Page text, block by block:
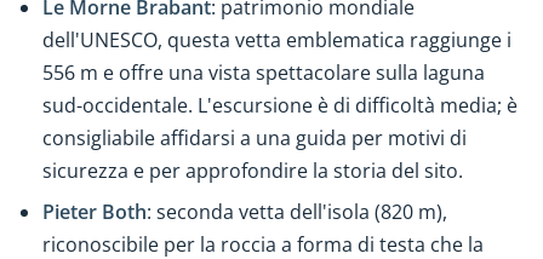
Le Morne Brabant: patrimonio mondiale
dell'UNESCO, questa vetta emblematica raggiunge i
556 m e offre una vista spettacolare sulla laguna
sud-occidentale. L'escursione è di difficoltà media; è
consigliabile affidarsi a una guida per motivi di
sicurezza e per approfondire la storia del sito.
Pieter Both: seconda vetta dell'isola (820 m),
riconoscibile per la roccia a forma di testa che la